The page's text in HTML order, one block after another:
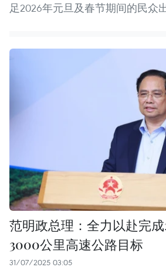
足2026年元旦及春节期间的民众
范明政总理：全力以赴完
3000公里高速公路目标
31/07/2025 03:05